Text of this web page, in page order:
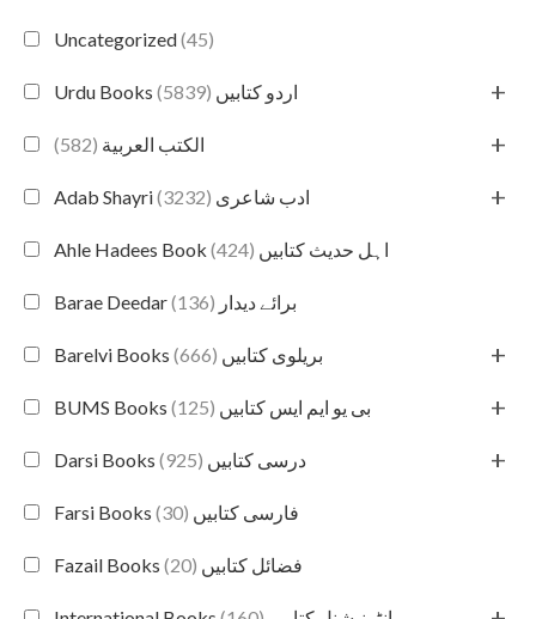
Uncategorized(45)
Urdu Books اردو کتابیں (5839) +
الكتب العربية (582) +
Adab Shayri ادب شاعری (3232) +
Ahle Hadees Book اہل حدیث کتابیں (424)
Barae Deedar برائے دیدار (136)
Barelvi Books بریلوی کتابیں (666) +
BUMS Books بی یو ایم ایس کتابیں (125) +
Darsi Books درسی کتابیں (925) +
Farsi Books فارسی کتابیں (30)
Fazail Books فضائل کتابیں (20)